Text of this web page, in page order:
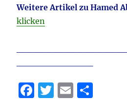
Weitere Artikel zu Hamed
klicken
F
T
E